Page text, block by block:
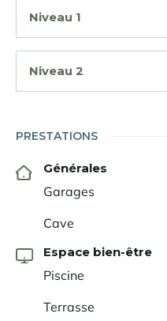
Niveau 1
Niveau 2
PRESTATIONS
Générales
Garages
Cave
Espace bien-être
Piscine
Terrasse